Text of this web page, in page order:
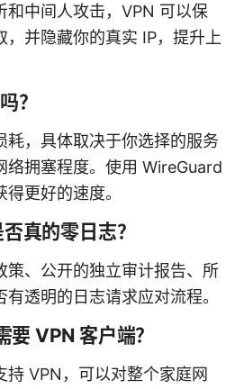
和中间人攻击，VPN 可以保
，并隐藏你的真实 IP，提升上
？
耗，具体取决于你选择的服务
络拥塞程度。使用 WireGuard
更好的速度。
真的零日志？
策、公开的独立审计报告、所
透明的日志请求应对流程。
要 VPN 客户端？
持 VPN，可以对整个家庭网